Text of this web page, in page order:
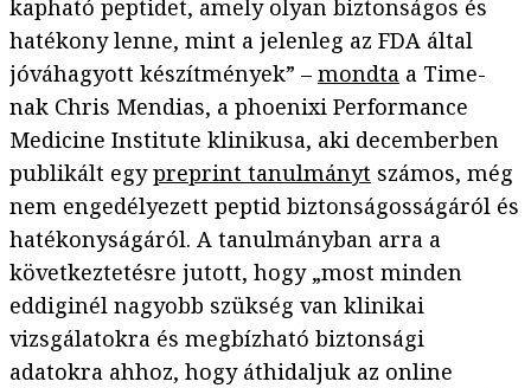
kapható peptidet, amely olyan biztonságos és
hatékony lenne, mint a jelenleg az FDA által
jóváhagyott készítmények” – mondta a Time-
nak Chris Mendias, a phoenixi Performance
Medicine Institute klinikusa, aki decemberben
publikált egypreprint tanulmányt számos, még
nem engedélyezett peptid biztonságosságáról és
hatékonyságáról. A tanulmányban arra a
következtetésre jutott, hogy „most minden
eddiginél nagyobb szükség van klinikai
vizsgálatokra és megbízható biztonsági
adatokra ahhoz, hogy áthidaljuk az online